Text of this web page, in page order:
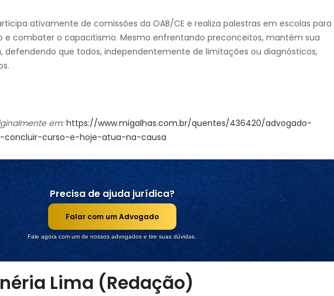
ativamente de comissões da OAB/CE e realiza palestras em escolas para
e combater o capacitismo. Mesmo enfrentando preconceitos, mantém sua
defendendo que todos, independentemente de limitações ou diagnósticos,
em: https://www.migalhas.com.br/quentes/436420/advogado-
curso-e-hoje-atua-na-causa
Precisa de ajuda jurídica?
Falar com um Advogado
Fale agora com um de nossos advogados e tire suas dúvidas.
Lima (Redação)